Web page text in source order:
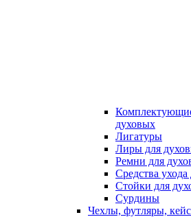
духовых
Лигатуры
Лиры для
Ремни для
Средства
Стойки для
Сурдины
Чехлы, футляры,